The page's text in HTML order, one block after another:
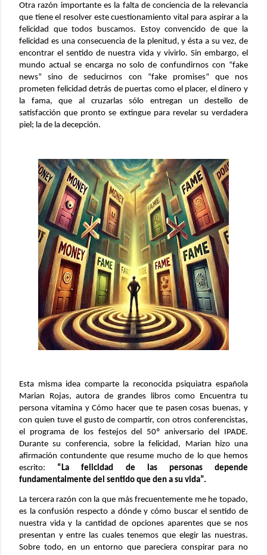
Otra razón importante es la falta de conciencia de la relevancia
que tiene el resolver este cuestionamiento vital para aspirar a la
felicidad que todos buscamos. Estoy convencido de que la
felicidad es una consecuencia de la plenitud, y ésta a su vez, de
encontrar el sentido de nuestra vida y vivirlo. Sin embargo, el
mundo actual se encarga no solo de confundirnos con “fake
news” sino de seducirnos con “fake promises” que nos
prometen felicidad detrás de puertas como el placer, el dinero y
la fama, que al cruzarlas sólo entregan un destello de
satisfacción que pronto se extingue para revelar su verdadera
piel; la de la decepción.
Esta misma idea comparte la reconocida psiquiatra española
Marian Rojas, autora de grandes libros como Encuentra tu
persona vitamina y Cómo hacer que te pasen cosas buenas, y
con quien tuve el gusto de compartir, con otros conferencistas,
el programa de los festejos del 50º aniversario del IPADE.
Durante su conferencia, sobre la felicidad, Marian hizo una
afirmación contundente que resume mucho de lo que hemos
escrito: “La felicidad de las personas depende
fundamentalmente del sentido que den a su vida”.
La tercera razón con la que más frecuentemente me he topado,
es la confusión respecto a dónde y cómo buscar el sentido de
nuestra vida y la cantidad de opciones aparentes que se nos
presentan y entre las cuales tenemos que elegir las nuestras.
Sobre todo, en un entorno que pareciera conspirar para no